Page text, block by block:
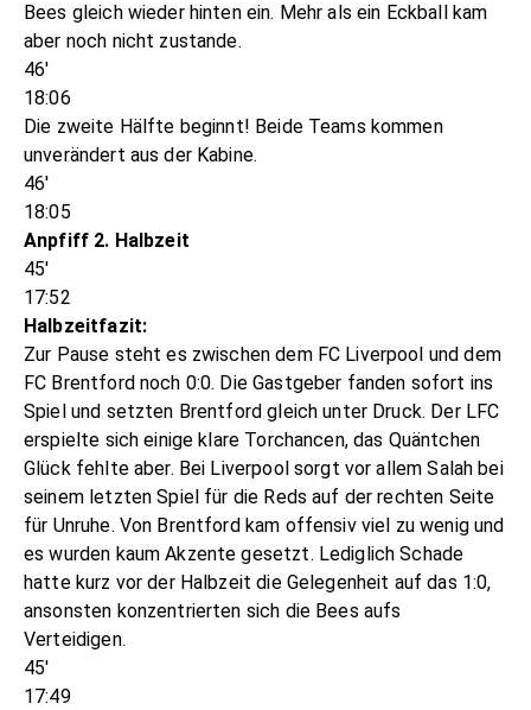
Bees gleich wieder hinten ein. Mehr als ein Eckball kam
aber noch nicht zustande.
46'
18:06
Die zweite Hälfte beginnt! Beide Teams kommen
unverändert aus der Kabine.
46'
18:05
Anpfiff 2. Halbzeit
45'
17:52
Halbzeitfazit:
Zur Pause steht es zwischen dem FC Liverpool und dem
FC Brentford noch 0:0. Die Gastgeber fanden sofort ins
Spiel und setzten Brentford gleich unter Druck. Der LFC
erspielte sich einige klare Torchancen, das Quäntchen
Glück fehlte aber. Bei Liverpool sorgt vor allem Salah bei
seinem letzten Spiel für die Reds auf der rechten Seite
für Unruhe. Von Brentford kam offensiv viel zu wenig und
es wurden kaum Akzente gesetzt. Lediglich Schade
hatte kurz vor der Halbzeit die Gelegenheit auf das 1:0,
ansonsten konzentrierten sich die Bees aufs
Verteidigen.
45'
17:49